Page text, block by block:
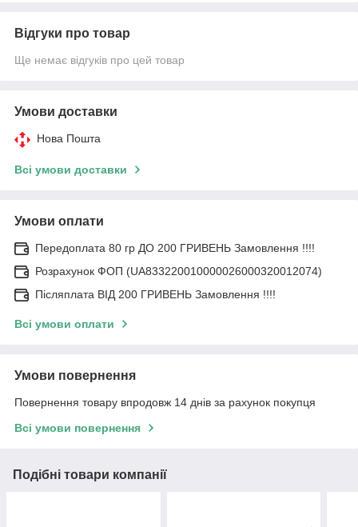
Відгуки про товар
Ще немає відгуків про цей товар
Умови доставки
Нова Пошта
Всі умови доставки
Умови оплати
Передоплата 80 гр ДО 200 ГРИВЕНЬ Замовлення !!!!
Розрахунок ФОП (UA833220010000026000320012074)
Післяплата ВІД 200 ГРИВЕНЬ Замовлення !!!!
Всі умови оплати
Умови повернення
Повернення товару впродовж 14 днів за рахунок покупця
Всі умови повернення
Подібні товари компанії